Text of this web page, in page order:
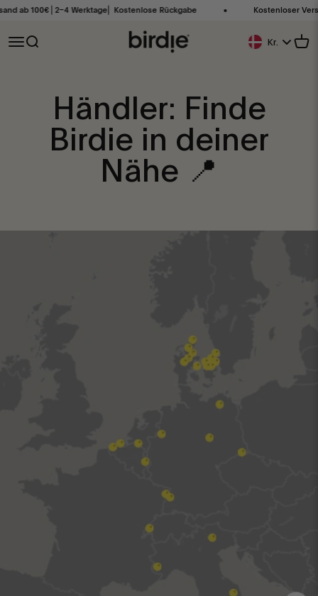
Zum Inhalt springen
ab 100€ ⎜2–4 Werktage⎜ Kostenlose Rückgabe Kostenloser
Navigationsmenü öffnen
Suche öffnen Birdie Scandinavia ApS
Geolocation
Kr.
Händler: Finde
Birdie in deiner
Nähe 📍